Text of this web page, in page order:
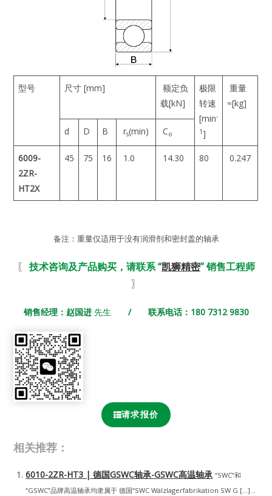
型号 尺寸 [mm]
额定负
载[kN]
极限
转速
[min-
1]
重量
≈[kg]
d D B rs(min) Co
6009-
2ZR-
HT2X
45 75 16 1.0 14.30 80 0.247
备注：重量仅适用于没有润滑剂和密封盖的轴承
〖 技术咨询及产品购买，请联系 “凯狮精密” 销售工程师
〗
销售经理：赵国进 先生 / 联系电话：180 7312 9830
请求报价
相关推荐：
6010-2ZR-HT3 | 德国GSWC轴承-GSWC高温轴承 “SWC”和
“GSWC”品牌高温轴承均隶属于 德国“SWC Wälzlagerfabrikation SW G […]...